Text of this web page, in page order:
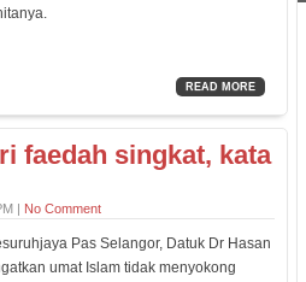
READ MORE
faedah singkat, kata
| No Comment
Pas Selangor, Datuk Dr Hasan
umat Islam tidak menyokong